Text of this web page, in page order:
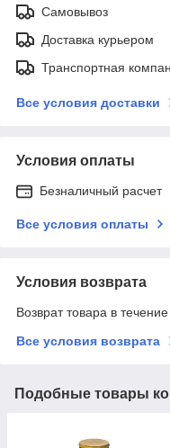
Самовывоз
Доставка курьером
Транспортная
Все условия доставки
Условия оплаты
Безналичный расчет
Все условия оплаты
Условия возврата
Возврат товара в
Все условия возврата
Подобные товары